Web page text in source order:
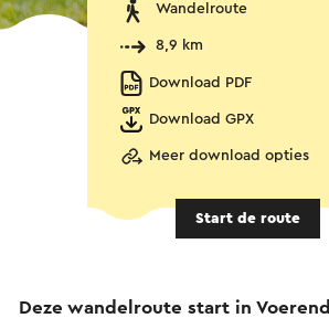
Wandelroute
8,9 km
Download PDF
Download GPX
Meer download opties
Start de route
Deze wandelroute start in